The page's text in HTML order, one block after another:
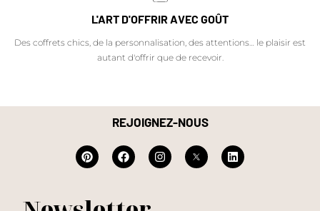
L'ART D'OFFRIR AVEC GOÛT
Des coffrets chics, de la personnalisation, des attentions… le plaisir est
autant d'offrir que de recevoir.
REJOIGNEZ-NOUS